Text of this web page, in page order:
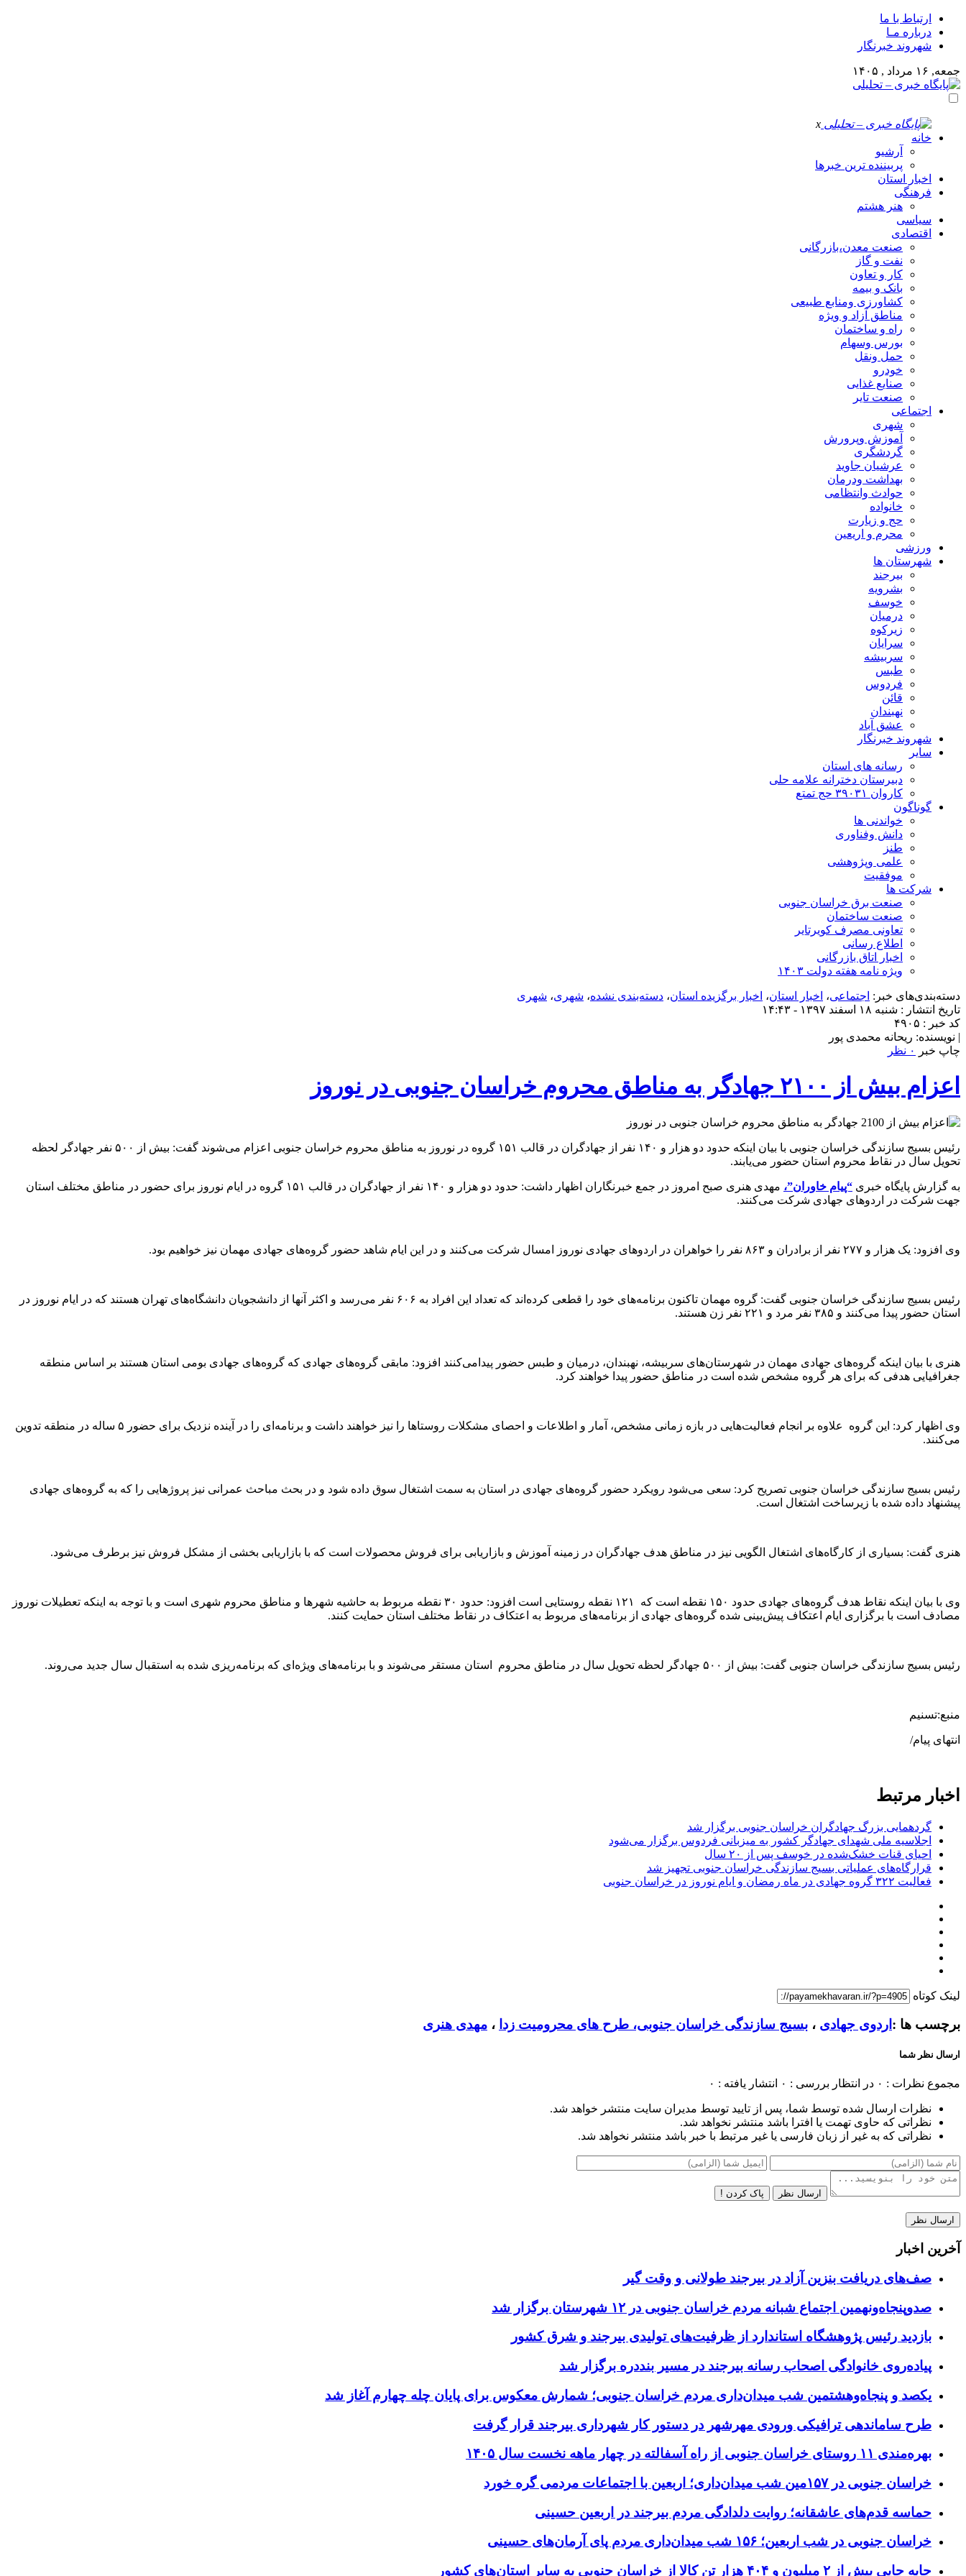
ارتباط با ما
درباره مـا
شهروند خبرنگار
جمعه, ۱۶ مرداد , ۱۴۰۵
x
خانه
آرشیو
پربیننده ترین خبرها
اخبار استان
فرهنگی
هنر هشتم
سیاسی
اقتصادی
صنعت معدن،بازرگانی
نفت و گاز
کار و تعاون
بانک و بیمه
کشاورزی ومنابع طبیعی
مناطق آزاد و ویژه
راه و ساختمان
بورس وسهام
حمل ونقل
خودرو
صنایع غذایی
صنعت تایر
اجتماعی
شهری
آموزش وپرورش
گردشگری
عرشیان جاوید
بهداشت ودرمان
حوادث وانتظامی
خانواده
حج و زیارت
محرم و اریعین
ورزشی
شهرستان ها
بیرجند
بشرویه
خوسف
درمیان
زیرکوه
سرایان
سربیشه
طبس
فردوس
قائن
نهبندان
عشق آباد
شهروند خبرنگار
سایر
رسانه های استان
دبیرستان دخترانه علامه حلی
کاروان ۳۹۰۳۱ حج تمتع
گوناگون
خواندنی ها
دانش وفناوری
طنز
علمی وپژوهشی
موفقیت
شرکت ها
صنعت برق خراسان جنوبی
صنعت ساختمان
تعاونی مصرف کویرتایر
اطلاع رسانی
اخبار اتاق بازرگانی
ویژه نامه هفته دولت ۱۴۰۳
دسته‌بندی‌های خبر: اجتماعی، اخبار استان، اخبار برگزیده استان، دسته‌بندی نشده، شهری، شهری
تاریخ انتشار : شنبه ۱۸ اسفند ۱۳۹۷ - ۱۴:۴۳
کد خبر : ۴۹۰۵
| نویسنده: ریحانه محمدی پور
چاپ خبر
۰ نظر
اعزام بیش از ۲۱۰۰ جهادگر به مناطق محروم خراسان جنوبی در نوروز
رئیس بسیج سازندگی خراسان جنوبی با بیان اینکه حدود دو هزار و ۱۴۰ نفر از جهادگران در قالب ۱۵۱ گروه در نوروز به مناطق محروم خراسان جنوبی اعزام می‌شوند گفت: بیش از ۵۰۰ نفر جهادگر لحظه
تحویل سال در نقاط محروم استان حضور می‌یابند.
به گزارش پایگاه خبری “پیام خاوران”،
مهدی هنری صبح امروز در جمع خبرنگاران اظهار داشت: حدود دو هزار و ۱۴۰ نفر از جهادگران در قالب ۱۵۱ گروه در ایام نوروز برای حضور در مناطق مختلف استان
جهت شرکت در اردوهای جهادی شرکت می‌کنند.
وی افزود: یک هزار و ۲۷۷ نفر از برادران و ۸۶۳ نفر را خواهران در اردوهای جهادی نوروز امسال شرکت می‌کنند و در این ایام شاهد حضور گروه‌های جهادی مهمان نیز خواهیم بود.
رئیس بسیج سازندگی خراسان جنوبی گفت: گروه مهمان تاکنون برنامه‌های خود را قطعی کرده‌اند که تعداد این افراد به ۶۰۶ نفر می‌رسد و اکثر آنها از دانشجویان دانشگاه‌های تهران هستند که در ایام نوروز در
استان حضور پیدا می‌کنند و ۳۸۵ نفر مرد و ۲۲۱ نفر زن هستند.
هنری با بیان اینکه گروه‌های جهادی مهمان در شهرستان‌های سربیشه، نهبندان، درمیان و طبس حضور پیدامی‌کنند افزود: مابقی گروه‌های جهادی که گروه‌های جهادی بومی استان هستند بر اساس منطقه
جغرافیایی هدفی که برای هر گروه مشخص شده است در مناطق حضور پیدا خواهند کرد.
وی اظهار کرد: این گروه علاوه بر انجام فعالیت‌هایی در بازه زمانی مشخص، آمار و اطلاعات و احصای مشکلات روستاها را نیز خواهند داشت و برنامه‌ای را در آینده نزدیک برای حضور ۵ ساله در منطقه تدوین
می‌کنند.
رئیس بسیج سازندگی خراسان جنوبی تصریح کرد: سعی می‌شود رویکرد حضور گروه‌های جهادی در استان به سمت اشتغال سوق داده شود و در بحث مباحث عمرانی نیز پروژهایی را که به گروه‌های جهادی
پیشنهاد داده شده با زیرساخت اشتغال است.
هنری گفت: بسیاری از کارگاه‌های اشتغال الگویی نیز در مناطق هدف جهادگران در زمینه آموزش و بازاریابی برای فروش محصولات است که با بازاریابی بخشی از مشکل فروش نیز برطرف می‌شود.
وی با بیان اینکه نقاط هدف گروه‌های جهادی حدود ۱۵۰ نقطه است که ۱۲۱ نقطه روستایی است افزود: حدود ۳۰ نقطه مربوط به حاشیه شهرها و مناطق محروم شهری است و با توجه به اینکه تعطیلات نوروز
مصادف است با برگزاری ایام اعتکاف پیش‌بینی شده گروه‌های جهادی از برنامه‌های مربوط به اعتکاف در نقاط مختلف استان حمایت کنند.
رئیس بسیج سازندگی خراسان جنوبی گفت: بیش از ۵۰۰ جهادگر لحظه تحویل سال در مناطق محروم استان مستقر می‌شوند و با برنامه‌های ویژه‌ای که برنامه‌ریزی شده به استقبال سال جدید می‌روند.
منبع:تسنیم
انتهای پیام/
اخبار مرتبط
گردهمایی بزرگ جهادگران خراسان جنوبی برگزار شد
اجلاسیه ملی شهدای جهادگر کشور به میزبانی فردوس برگزار می‌شود
احیای قنات خشک‌شده در خوسف پس از ۲۰ سال
قرارگاه‌های عملیاتی بسیج سازندگی خراسان جنوبی تجهیز شد
فعالیت ۳۲۲ گروه جهادی در ماه رمضان و ایام نوروز در خراسان جنوبی
لینک کوتاه
برچسب ها : اردوی جهادی ، بسیج سازندگی خراسان جنوبی، طرح های محرومیت زدا ، مهدی هنری
ارسال نظر شما
مجموع نظرات : ۰ در انتظار بررسی : ۰ انتشار یافته : ۰
نظرات ارسال شده توسط شما، پس از تایید توسط مدیران سایت منتشر خواهد شد.
نظراتی که حاوی تهمت یا افترا باشد منتشر نخواهد شد.
نظراتی که به غیر از زبان فارسی یا غیر مرتبط با خبر باشد منتشر نخواهد شد.
ارسال نظر پاک کردن !
آخرین اخبار
صف‌های دریافت بنزین آزاد در بیرجند طولانی و وقت گیر
صدوپنجاه‌ونهمین اجتماع شبانه مردم خراسان جنوبی در ۱۲ شهرستان برگزار شد
بازدید رئیس پژوهشگاه استاندارد از ظرفیت‌های تولیدی بیرجند و شرق کشور
پیاده‌روی خانوادگی اصحاب رسانه بیرجند در مسیر بنددره برگزار شد
یکصد و پنجاه‌وهشتمین شب میدان‌داری مردم خراسان جنوبی؛ شمارش معکوس برای پایان چله چهارم آغاز شد
طرح ساماندهی ترافیکی ورودی مهرشهر در دستور کار شهرداری بیرجند قرار گرفت
بهره‌مندی ۱۱ روستای خراسان جنوبی از راه آسفالته در چهار ماهه نخست سال ۱۴۰۵
خراسان جنوبی در ۱۵۷مین شب میدان‌داری؛ اربعین با اجتماعات مردمی گره خورد
حماسه قدم‌های عاشقانه؛ روایت دلدادگی مردم بیرجند در اربعین حسینی
خراسان جنوبی در شب اربعین؛ ۱۵۶ شب میدان‌داری مردم پای آرمان‌های حسینی
جابه جایی بیش از ۲ میلیون و ۴۰۴ هزار تن کالا از خراسان جنوبی به سایر استان‌های کشور